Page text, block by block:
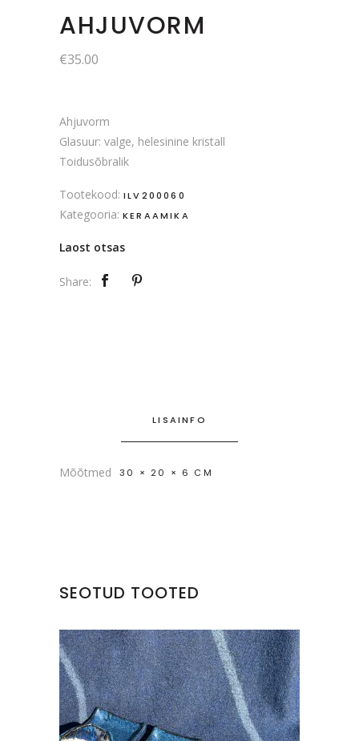
AHJUVORM
€35.00
Ahjuvorm
Glasuur: valge, helesinine kristall
Toidusõbralik
Tootekood: ILV200060
Kategooria: KERAAMIKA
Laost otsas
Share:
LISAINFO
Mõõtmed 30 × 20 × 6 CM
SEOTUD TOOTED
SUSHI ALUS KOOS SOJA
KAUSIKESEGA